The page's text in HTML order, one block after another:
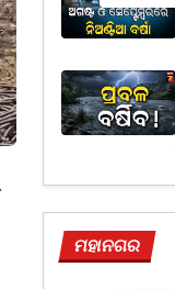
ମହାନଗର